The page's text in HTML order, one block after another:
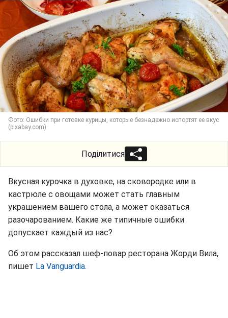
Фото: Ошибки при готовке курицы, которые безнадежно испортят ее вкус
(pixabay.com)
Поділитися
Вкусная курочка в духовке, на сковородке или в
кастрюле с овощами может стать главным
украшением вашего стола, а может оказаться
разочарованием. Какие же типичные ошибки
допускает каждый из нас?
Об этом рассказал шеф-повар ресторана Жорди Вила,
пишет La Vanguardia.